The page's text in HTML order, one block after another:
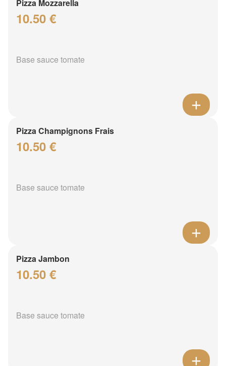
Pizza Mozzarella
10.50 €
Base sauce tomate
Pizza Champignons Frais
10.50 €
Base sauce tomate
Pizza Jambon
10.50 €
Base sauce tomate